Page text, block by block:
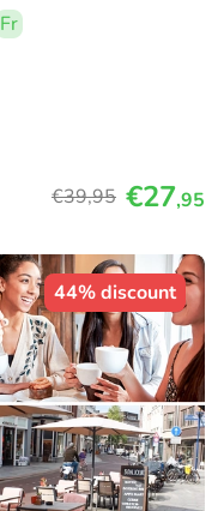
Fr
€39,95 €27,95
44% discount